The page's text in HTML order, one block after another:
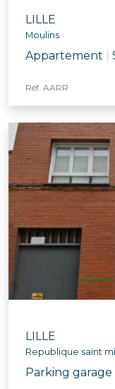
LILLE
Moulins
Appartement
Réf. AARR
LILLE
Republique saint
Parking garage